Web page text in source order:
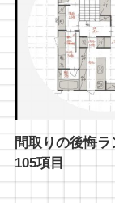
間取りの後悔
105項目